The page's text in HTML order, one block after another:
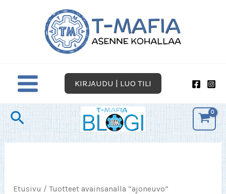
KIRJAUDU | LUO TILI
Hae
Etusivu / Tuotteet avainsanalla “ajoneuvo”